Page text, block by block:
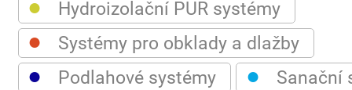
● Hydroizolační PUR systémy
● Systémy pro obklady a dlažby
● Podlahové systémy ● Sanační